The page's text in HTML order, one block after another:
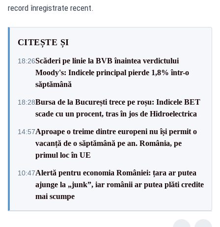
record înregistrate recent.
CITEȘTE ȘI
18:26Scăderi pe linie la BVB înaintea verdictului
Moody's: Indicele principal pierde 1,8% într-o
săptămână
18:28Bursa de la București trece pe roșu: Indicele BET
scade cu un procent, tras în jos de Hidroelectrica
14:57Aproape o treime dintre europeni nu își permit o
vacanță de o săptămână pe an. România, pe
primul loc în UE
10:47Alertă pentru economia României: țara ar putea
ajunge la „junk”, iar românii ar putea plăti credite
mai scumpe